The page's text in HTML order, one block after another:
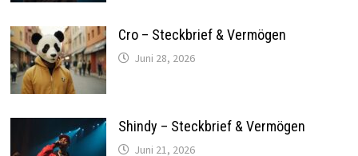
Cro – Steckbrief & Vermögen
Juni 28, 2026
Shindy – Steckbrief & Vermögen
Juni 21, 2026